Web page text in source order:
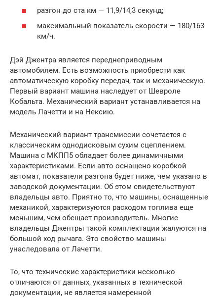
разгон до ста км — 11,9/14,3 секунд;
максимальный показатель скорости — 180/163
км/ч.
Дэй Джентра является переднеприводным
автомобилем. Есть возможность приобрести как
автоматическую коробку передач, так и механическую.
Первый вариант машина наследует от Шевроле
Кобальта. Механический вариант устанавливается на
модель Лачетти и на Нексию.
Механический вариант трансмиссии сочетается с
классическим однодисковым сухим сцеплением.
Машина с МКПП5 обладает более динамичными
характеристиками. Если авто оснащено коробкой
автомат, показатели разгона будет ниже, чем указано в
заводской документации. Об этом свидетельствуют
владельцы авто. Приятно то, что машины, оснащенные
механикой, характеризуются расходом топлива еще
меньшим, чем обещает производитель. Многие
владельцы Джентры такой комплектации жалуются на
большой ход рычага. Это свойство машины
унаследовала от Лачетти.
То, что технические характеристики несколько
отличаются от данных, указанных в технической
документации, не является намеренной